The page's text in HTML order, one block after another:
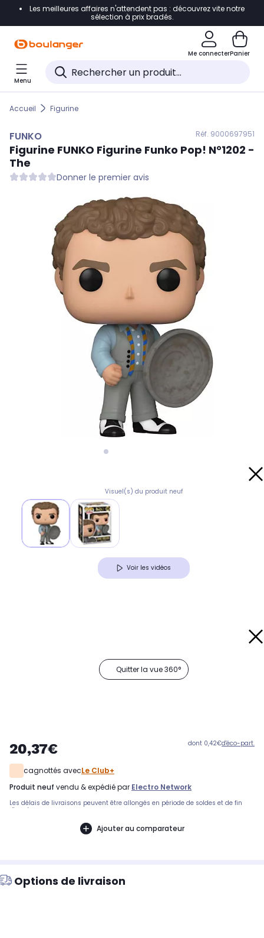
Accéder directement à la navigation
Accéder directement au pied de page
Accéder directement au chatbot
Les meilleures affaires n'attendent pas : découvrez vite notre
sélection à prix bradés.
Me connecterPanier
Menu
Accueil Figurine
FUNKO Réf. 9000697951
Figurine FUNKO Figurine Funko Pop! N°1202 -
The
Donner le premier avis
Visuel(s) du produit neuf
Voir les vidéos
Quitter la vue 360°
20,37€ dont 0,42€d'éco-part.
cagnottés avecLe Club+
produit neuf vendu & expédié par Electro Network
Les délais de livraisons peuvent être allongés en période de soldes et de fin
d'année.
Ajouter au comparateur
Options de livraison